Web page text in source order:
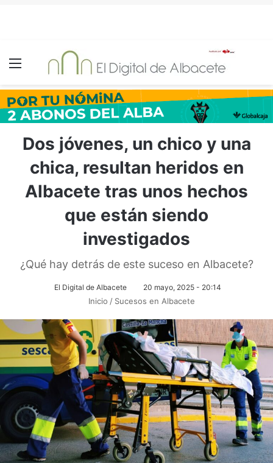
Menú
Dos jóvenes, un chico y una
chica, resultan heridos en
Albacete tras unos hechos
que están siendo
investigados
¿Qué hay detrás de este suceso en Albacete?
El Digital de Albacete 20 mayo, 2025 - 20:14
Inicio / Sucesos en Albacete